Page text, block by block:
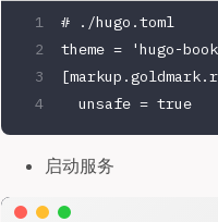
# ./hugo.toml
theme = 'hugo-
  unsafe
= true
启动服务